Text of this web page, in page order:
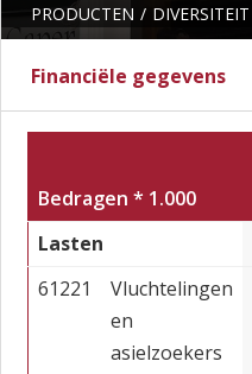
PRODUCTEN
DIVERSITEIT
Financiële gegevens
Bedragen * 1.000
Lasten
61221
Vluchtelingen
en
asielzoekers